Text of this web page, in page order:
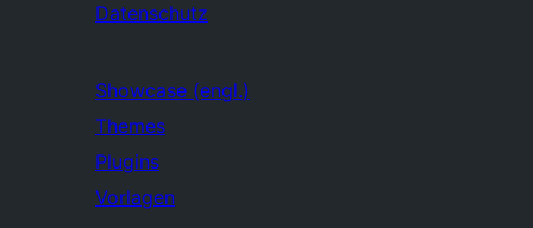
Datenschutz
Showcase (engl.)
Themes
Plugins
Vorlagen